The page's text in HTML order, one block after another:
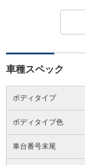
車種スペック
ボディタイプ
ボディタイプ色
車台番号末尾